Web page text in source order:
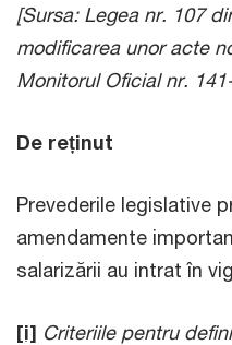
[Sursa: Legea nr. 107
modificarea unor acte
Monitorul Oficial nr.
De reținut
Prevederile legislative
amendamente
salarizării au intrat în
[i] Criteriile pentru